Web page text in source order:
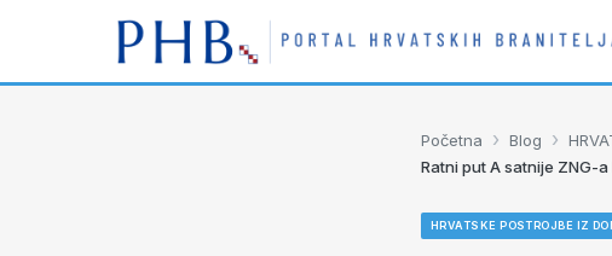
Početna › Blog ›
Ratni put A satnije ZNG-
HRVATSKE POSTROJBE IZ